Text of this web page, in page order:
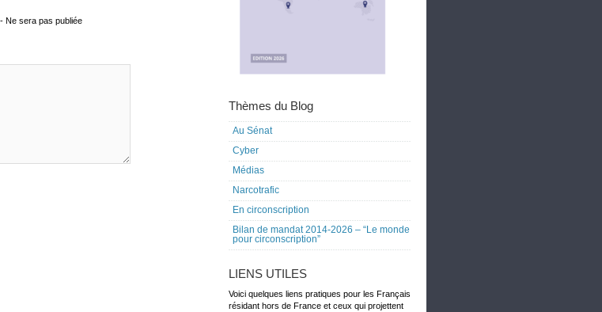
Ne sera pas publiée
Thèmes du Blog
Au Sénat
Cyber
Médias
Narcotrafic
En circonscription
Bilan de mandat 2014-2026 – “Le monde
pour circonscription”
LIENS UTILES
Voici quelques liens pratiques pour les Français
résidant hors de France et ceux qui projettent